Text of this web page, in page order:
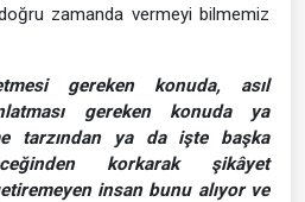
zamanda vermeyi bilmemiz
gereken konuda, asıl
gereken konuda ya
tarzından ya da işte başka
korkarak şikâyet
insan bunu alıyor ve